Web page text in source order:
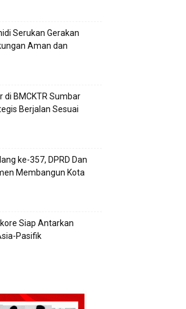
Serukan Gerakan
Aman dan
di BMCKTR Sumbar
Berjalan Sesuai
ke-357, DPRD Dan
Membangun Kota
Siap Antarkan
Pasifik